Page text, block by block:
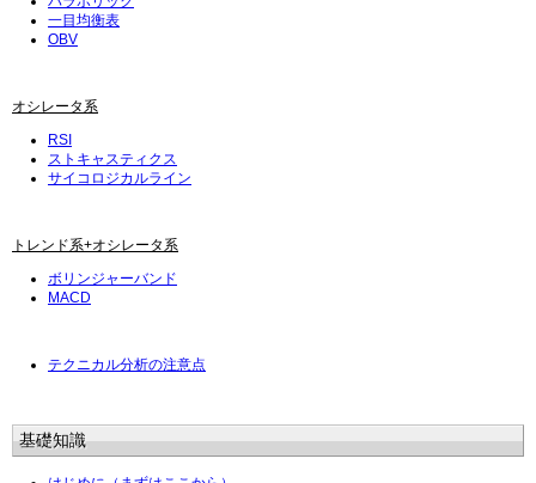
一目均衡表
OBV
オシレータ系
RSI
ストキャスティクス
サイコロジカルライン
トレンド系+オシレータ系
ボリンジャーバンド
MACD
テクニカル分析の注意点
基礎知識